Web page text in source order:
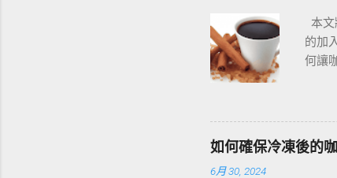
本
的加
何讓
力和
痛有
如何確保冷凍後的
6月 30, 2024